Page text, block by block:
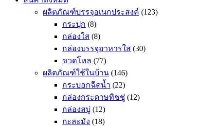
ผลิตภัณฑ์บรรจุอเนกประสงค์ (123)
กระปุก (8)
กล่องใส (8)
กล่องบรรจุอาหารใส (30)
ขวดโหล (77)
ผลิตภัณฑ์ใช้ในบ้าน (146)
กระบอกฉีดน้ำ (22)
กล่องกระดาษทิชชู่ (12)
กล่องสบู่ (12)
กะละมัง (18)